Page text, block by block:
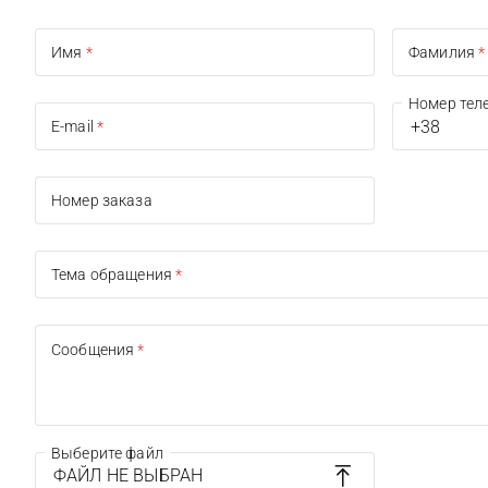
Имя * Фамилия*
E-mail *
Номер
Номер заказа
Тема обращения*
Сообщения*
ФАЙЛ НЕ ВЫБРАН
Выберите файл